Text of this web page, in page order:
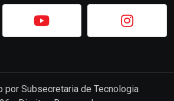
por Subsecretaria de Tecnologia